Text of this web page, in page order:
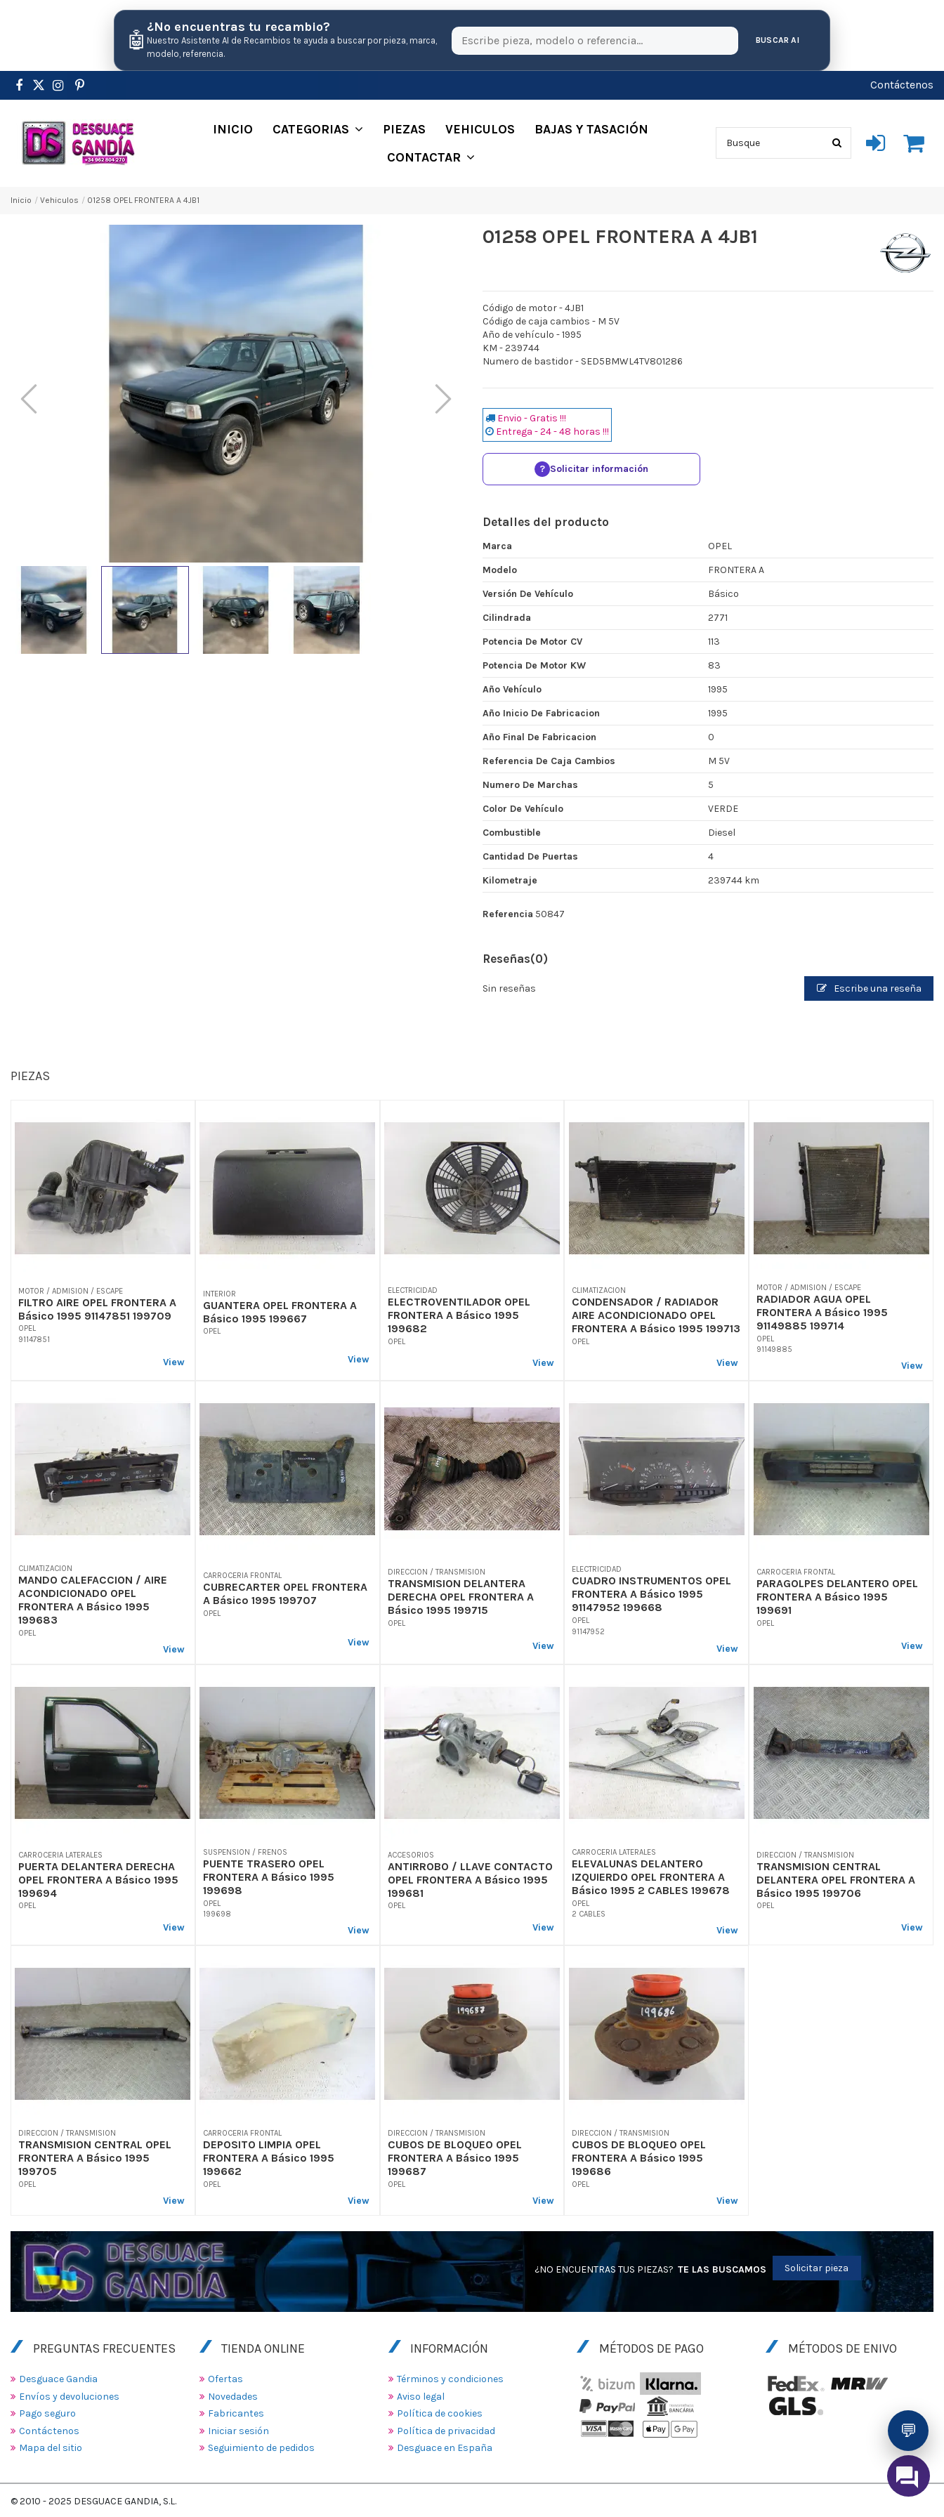
🤖
¿No encuentras tu recambio?
Nuestro Asistente AI de Recambios te ayuda a buscar por pieza, marca,
modelo, referencia.
BUSCAR AI
Contáctenos
INICIO CATEGORIAS PIEZAS VEHICULOS
BAJAS Y TASACIÓN
CONTACTAR
Inicio Vehiculos 01258 OPEL FRONTERA A 4JB1
01258 OPEL FRONTERA A 4JB1
Código de motor - 4JB1
Código de caja cambios - M 5V
Año de vehículo - 1995
KM - 239744
Numero de bastidor - SED5BMWL4TV801286
Envio - Gratis !!!
Entrega - 24 - 48 horas !!!
? Solicitar información
Detalles del producto
Marca
OPEL
Modelo
FRONTERA A
Versión De Vehículo
Básico
Cilindrada
2771
Potencia De Motor CV
113
Potencia De Motor KW
83
Año Vehículo
1995
Año Inicio De Fabricacion
1995
Año Final De Fabricacion
0
Referencia De Caja Cambios
M 5V
Numero De Marchas
5
Color De Vehículo
VERDE
Combustible
Diesel
Cantidad De Puertas
4
Kilometraje
239744 km
Referencia 50847
Reseñas(0)
Sin reseñas Escribe una reseña
PIEZAS
MOTOR / ADMISION / ESCAPE
FILTRO AIRE OPEL FRONTERA A
Básico 1995 91147851 199709
OPEL
91147851
View
INTERIOR
GUANTERA OPEL FRONTERA A
Básico 1995 199667
OPEL
View
ELECTRICIDAD
ELECTROVENTILADOR OPEL
FRONTERA A Básico 1995
199682
OPEL
View
CLIMATIZACION
CONDENSADOR / RADIADOR
AIRE ACONDICIONADO OPEL
FRONTERA A Básico 1995 199713
OPEL
View
MOTOR / ADMISION / ESCAPE
RADIADOR AGUA OPEL
FRONTERA A Básico 1995
91149885 199714
OPEL
91149885
View
CLIMATIZACION
MANDO CALEFACCION / AIRE
ACONDICIONADO OPEL
FRONTERA A Básico 1995
199683
OPEL
View
CARROCERIA FRONTAL
CUBRECARTER OPEL FRONTERA
A Básico 1995 199707
OPEL
View
DIRECCION / TRANSMISION
TRANSMISION DELANTERA
DERECHA OPEL FRONTERA A
Básico 1995 199715
OPEL
View
ELECTRICIDAD
CUADRO INSTRUMENTOS OPEL
FRONTERA A Básico 1995
91147952 199668
OPEL
91147952
View
CARROCERIA FRONTAL
PARAGOLPES DELANTERO OPEL
FRONTERA A Básico 1995
199691
OPEL
View
CARROCERIA LATERALES
PUERTA DELANTERA DERECHA
OPEL FRONTERA A Básico 1995
199694
OPEL
View
SUSPENSION / FRENOS
PUENTE TRASERO OPEL
FRONTERA A Básico 1995
199698
OPEL
199698
View
ACCESORIOS
ANTIRROBO / LLAVE CONTACTO
OPEL FRONTERA A Básico 1995
199681
OPEL
View
CARROCERIA LATERALES
ELEVALUNAS DELANTERO
IZQUIERDO OPEL FRONTERA A
Básico 1995 2 CABLES 199678
OPEL
2 CABLES
View
DIRECCION / TRANSMISION
TRANSMISION CENTRAL
DELANTERA OPEL FRONTERA A
Básico 1995 199706
OPEL
View
DIRECCION / TRANSMISION
TRANSMISION CENTRAL OPEL
FRONTERA A Básico 1995
199705
OPEL
View
CARROCERIA FRONTAL
DEPOSITO LIMPIA OPEL
FRONTERA A Básico 1995
199662
OPEL
View
DIRECCION / TRANSMISION
CUBOS DE BLOQUEO OPEL
FRONTERA A Básico 1995
199687
OPEL
View
DIRECCION / TRANSMISION
CUBOS DE BLOQUEO OPEL
FRONTERA A Básico 1995
199686
OPEL
View
¿NO ENCUENTRAS TUS PIEZAS? TE LAS BUSCAMOS Solicitar pieza
PREGUNTAS FRECUENTES
Desguace Gandia
Envíos y devoluciones
Pago seguro
Contáctenos
Mapa del sitio
TIENDA ONLINE
Ofertas
Novedades
Fabricantes
Iniciar sesión
Seguimiento de pedidos
INFORMACIÓN
Términos y condiciones
Aviso legal
Política de cookies
Política de privacidad
Desguace en España
MÉTODOS DE PAGO MÉTODOS DE ENIVO
💬
© 2010 - 2025 DESGUACE GANDIA, S.L.